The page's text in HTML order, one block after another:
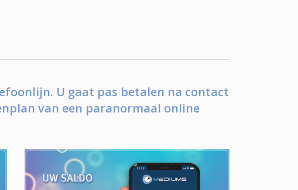
U gaat pas betalen na contact
van een paranormaal online